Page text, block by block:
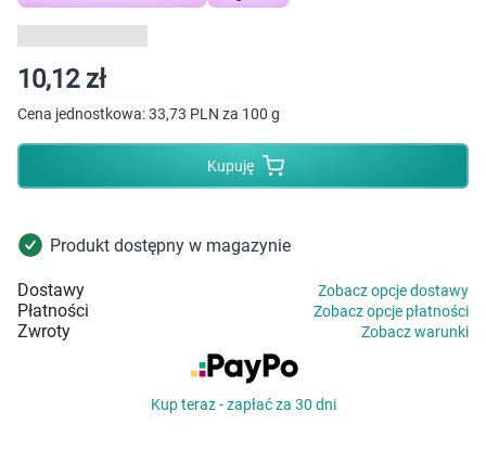
Mężczyzna
Zdrowy styl życia
Sprzęt medyczny
Motoryzacja
10,12 zł
Cena jednostkowa:33,73 PLN za 100 g
Kupuję
Produkt dostępny w magazynie
Dostawy Zobacz opcje dostawy
Płatności Zobacz opcje płatności
Zwroty Zobacz warunki
Kup teraz - zapłać za 30 dni